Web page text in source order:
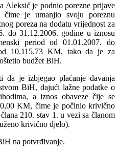
Aleksić je podnio porezne prijave
je umanjio svoju poreznu
poreza na dodatu vrijednost za
do 31.12.2006. godine u iznosu
period od 01.01.2007. do
10.115.73 KM, tako da je za
oštetio budžet BiH.
da je izbjegao plaćanje davanja
BiH, dajući lažne podatke o
a iznos obaveze čije se
KM, čime je počinio krivično
210. stav 1. u vezi sa članom
krivično djelo).
na potvrđivanje.